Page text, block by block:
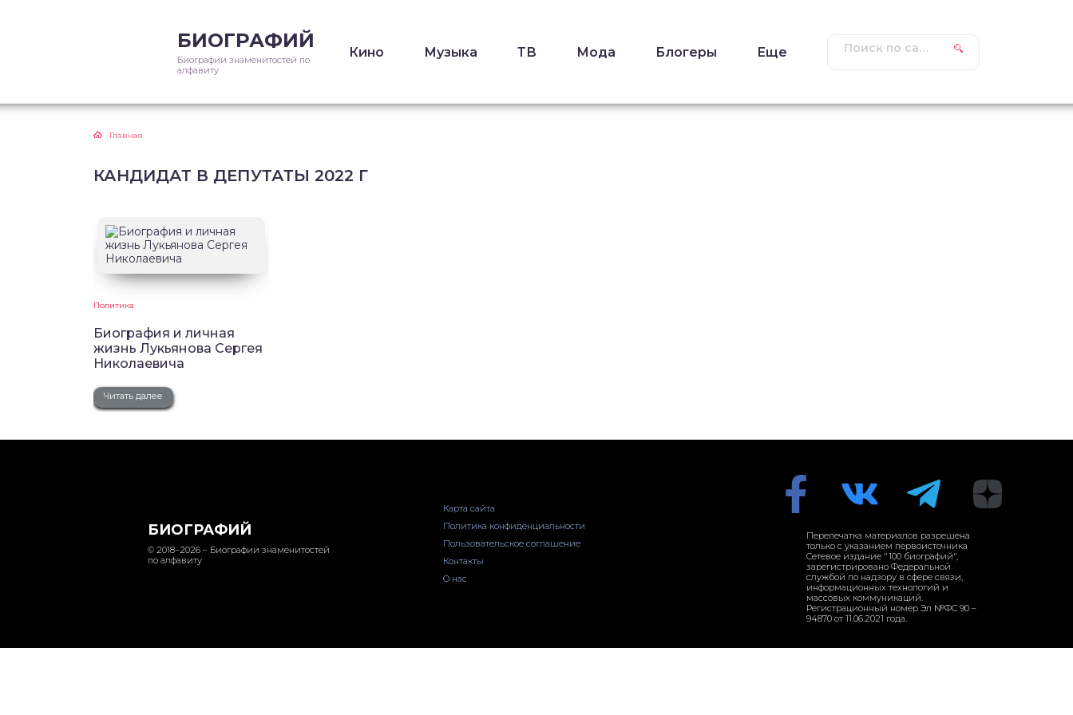
БИОГРАФИЙ
Биографии знаменитостей по
алфавиту
Кино Музыка ТВ Мода Блогеры Еще
Главная
КАНДИДАТ В ДЕПУТАТЫ 2022 Г
Политика
Биография и личная
жизнь Лукьянова Сергея
Николаевича
Читать далее
БИОГРАФИЙ
© 2018–2026 – Биографии знаменитостей
по алфавиту
Карта сайта
Политика конфиденциальности
Пользовательское соглашение
Контакты
О нас
Перепечатка материалов разрешена
только с указанием первоисточника
Сетевое издание "100 биографий",
зарегистрировано Федеральной
службой по надзору в сфере связи,
информационных технологий и
массовых коммуникаций.
Регистрационный номер Эл №ФС 90 –
94870 от 11.06.2021 года.